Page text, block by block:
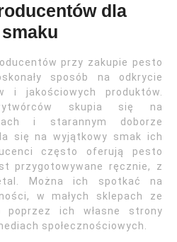
dla
przy zakupie pesto
sposób na odkrycie
i jakościowych produktów.
skupia się na
i starannym doborze
się na wyjątkowy smak ich
często oferują pesto
przygotowywane ręcznie, z
Można ich spotkać na
w małych sklepach ze
poprzez ich własne strony
społecznościowych.